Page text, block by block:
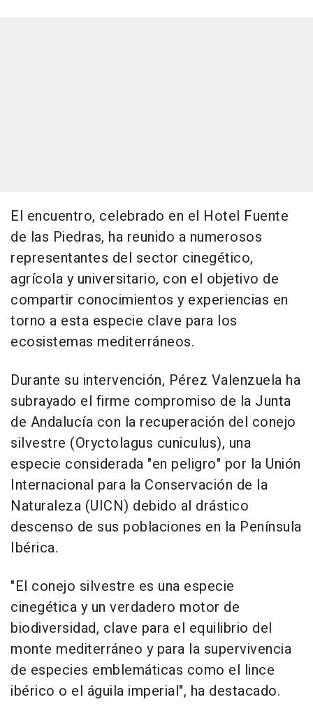
El encuentro, celebrado en el Hotel Fuente
de las Piedras, ha reunido a numerosos
representantes del sector cinegético,
agrícola y universitario, con el objetivo de
compartir conocimientos y experiencias en
torno a esta especie clave para los
ecosistemas mediterráneos.
Durante su intervención, Pérez Valenzuela ha
subrayado el firme compromiso de la Junta
de Andalucía con la recuperación del conejo
silvestre (Oryctolagus cuniculus), una
especie considerada "en peligro" por la Unión
Internacional para la Conservación de la
Naturaleza (UICN) debido al drástico
descenso de sus poblaciones en la Península
Ibérica.
"El conejo silvestre es una especie
cinegética y un verdadero motor de
biodiversidad, clave para el equilibrio del
monte mediterráneo y para la supervivencia
de especies emblemáticas como el lince
ibérico o el águila imperial", ha destacado.